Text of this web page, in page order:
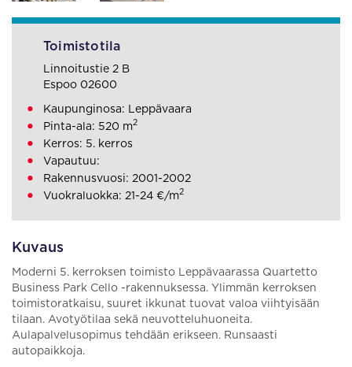
Kuvaus
Moderni 5. kerroksen toimisto Leppävaarassa Quartetto
Business Park Cello -rakennuksessa. Ylimmän kerroksen
toimistoratkaisu, suuret ikkunat tuovat valoa viihtyisään
tilaan. Avotyötilaa sekä neuvotteluhuoneita.
Aulapalvelusopimus tehdään erikseen. Runsaasti
autopaikkoja.
Toimistotila
Linnoitustie 2 B
Espoo 02600
Kaupunginosa: Leppävaara
Pinta-ala: 520 m2
Kerros: 5. kerros
Vapautuu:
Rakennusvuosi: 2001-2002
Vuokraluokka: 21-24 €/m2